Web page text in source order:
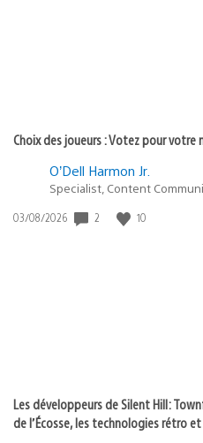
Choix des joueurs : Votez pour
O’Dell Harmon Jr.
Specialist, Content
Date
03/08/2026 2 10
Les développeurs de Silent Hill:
de l’Écosse, les technologies rétro